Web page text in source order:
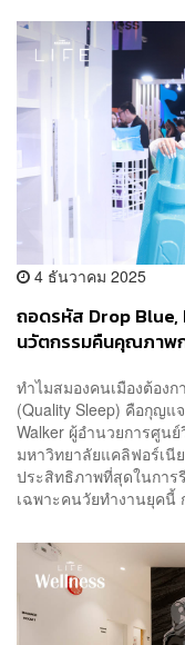
4 ธันวาคม 2025
ถอดรหัส Drop Blue,
นวัตกรรมคืนคุณภาพ
ทำไมสมองคนเมืองต้อ
(Quality Sleep) คือกุญแ
Walker ผู้อำนวยการศูน
มหาวิทยาลัยแคลิฟอร์เนี
ประสิทธิภาพที่สุดในกา
เฉพาะคนวัยทำงานยุคนี้